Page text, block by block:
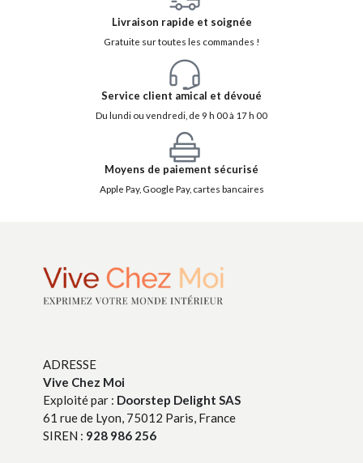
Livraison rapide et soignée
Gratuite sur toutes les commandes !
Service client amical et dévoué
Du lundi ou vendredi, de 9 h 00 à 17 h 00
Moyens de paiement sécurisé
Apple Pay, Google Pay, cartes bancaires
ADRESSE
Vive Chez Moi
Exploité par : Doorstep Delight SAS
61 rue de Lyon, 75012 Paris, France
SIREN : 928 986 256